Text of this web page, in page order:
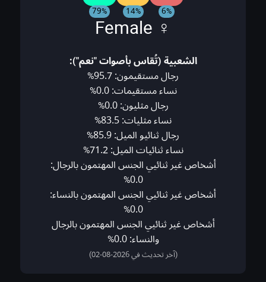
6%
14%
79% ♀ Female
الشعبية (تُقاس بأصوات "نعم"):
رجال مستقيمون: 95.7%
نساء مستقيمات: 0.0%
رجال مثليون: 0.0%
نساء مثليات: 83.5%
رجال ثنائيو الميل: 85.9%
نساء ثنائيات الميل: 71.2%
أشخاص غير ثنائيي الجنس المهتمون بالرجال:
0.0%
أشخاص غير ثنائيي الجنس المهتمون بالنساء:
0.0%
أشخاص غير ثنائيي الجنس المهتمون بالرجال
والنساء: 0.0%
(آخر تحديث في 2026-08-02)